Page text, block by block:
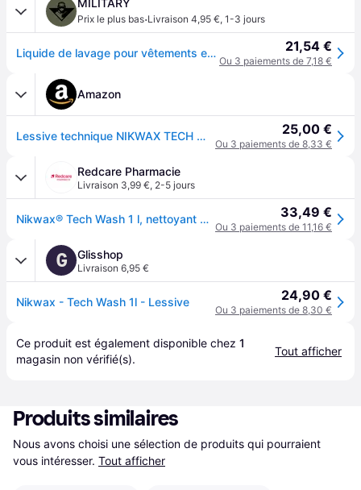
MILITARY
Prix le plus bas·Livraison 4,95 €, 1-3 jours
Liquide de lavage pour vêtements et équipements techniques - 1 L Nikwax Tech Wash 21,54 €
Ou 3 paiements de 7,18 €
Amazon
Lessive technique NIKWAX TECH WASH 1Litre - Nettoyant conçu pour revitaliser la déperlance et la respirabilité des équipements imperméables, des vêtements et sacs de couchage synthétiques de plein air 25,00 €
Ou 3 paiements de 8,33 €
Redcare Pharmacie
Livraison 3,99 €, 2-5 jours
Nikwax® Tech Wash 1 l, nettoyant pour vêtements imperméables Produit(S) Nettoyant(S) l 33,49 €
Ou 3 paiements de 11,16 €
G Glisshop
Livraison 6,95 €
Nikwax - Tech Wash 1l - Lessive 24,90 €
Ou 3 paiements de 8,30 €
Ce produit est également disponible chez 1
magasin non vérifié(s).
Tout afficher
Produits similaires
Nous avons choisi une sélection de produits qui pourraient
vous intéresser. Tout afficher